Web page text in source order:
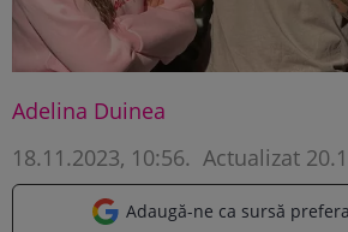
Adelina Duinea
18.11.2023, 10:56. Actualizat
Adaugă-ne ca sursă